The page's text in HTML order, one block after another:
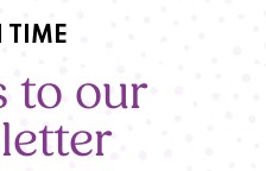
TIME
to our